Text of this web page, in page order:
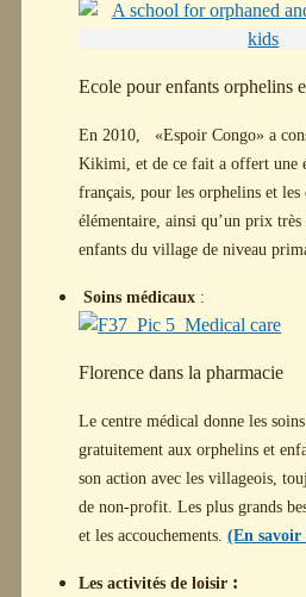
Ecole pour enfants orphelins
En 2010, «Espoir Congo» a
Kikimi, et de ce fait a offert une
français, pour les orphelins et les
élémentaire, ainsi qu’un prix
enfants du village de niveau
Soins médicaux :
Florence dans la pharmacie
Le centre médical donne les
gratuitement aux orphelins et
son action avec les villageois,
de non-profit. Les plus grands
et les accouchements.(En
Les activités de loisir :